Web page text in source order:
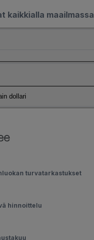
kaikkialla maailmassa
dollari
turvatarkastukset
hinnoittelu